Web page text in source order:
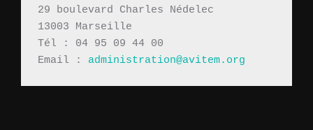
29 boulevard Charles Nédelec
13003 Marseille
Tél : 04 95 09 44 00
Email : administration@avitem.org